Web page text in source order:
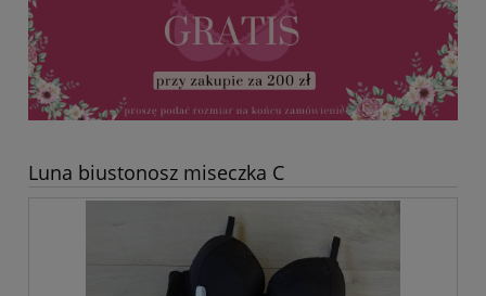
Luna biustonosz miseczka C